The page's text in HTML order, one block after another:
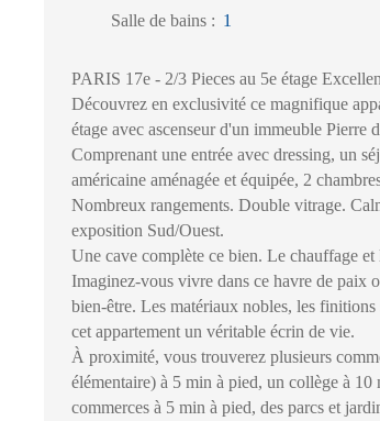
Salle de bains : 1
PARIS 17e - 2/3 Pieces au 5e étage
Découvrez en exclusivité ce magnifique
étage avec ascenseur d'un immeuble Pierre
Comprenant une entrée avec dressing, un
américaine aménagée et équipée, 2
Nombreux rangements. Double vitrage.
exposition Sud/Ouest.
Une cave complète ce bien. Le chauffage
Imaginez-vous vivre dans ce havre de paix
bien-être. Les matériaux nobles, les
cet appartement un véritable écrin de vie.
À proximité, vous trouverez plusieurs
élémentaire) à 5 min à pied, un collège à 10
commerces à 5 min à pied, des parcs et